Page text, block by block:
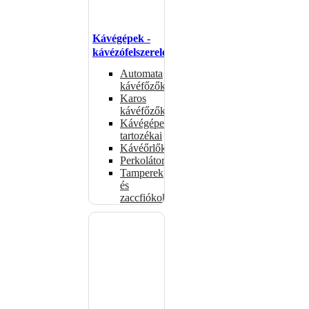
Kávégépek -
kávézófelszerelés
Automata
kávéfőzők
Karos
kávéfőzők
Kávégépek
tartozékai
Kávéőrlők
Perkolátorok
Tamperek
és
zaccfiókok